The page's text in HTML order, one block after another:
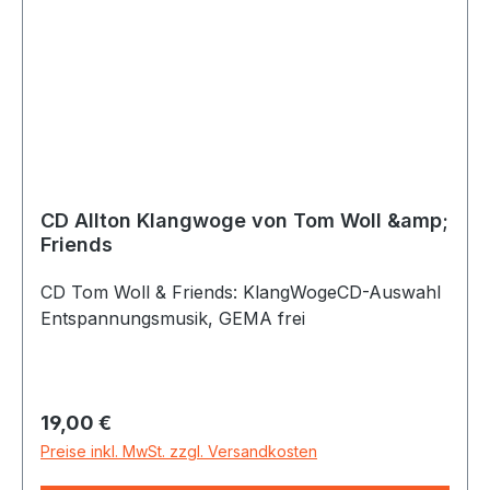
CD Allton Klangwoge von Tom Woll &amp;
Friends
CD Tom Woll & Friends: KlangWogeCD-Auswahl
Entspannungsmusik, GEMA frei
Regulärer Preis:
19,00 €
Preise inkl. MwSt. zzgl. Versandkosten